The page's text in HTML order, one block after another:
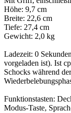
Höhe: 9,7 cm
Breite: 22,6 cm
Tiefe: 27,4 cm
Gewicht: 2,0 kg
Ladezeit: 0
vorgeladen ist). Ist
Schocks während
Funktionstasten:
Modus-Taste,